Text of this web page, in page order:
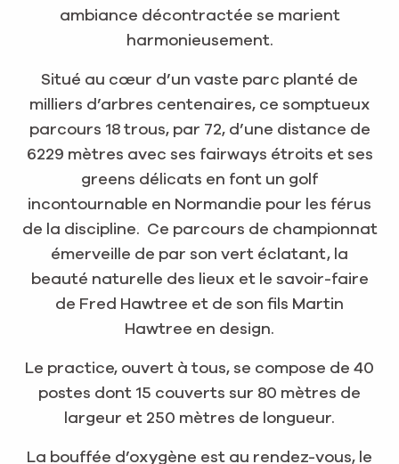
ambiance décontractée se marient
harmonieusement.
Situé au cœur d’un vaste parc planté de
milliers d’arbres centenaires, ce somptueux
parcours 18 trous, par 72, d’une distance de
6229 mètres avec ses fairways étroits et ses
greens délicats en font un golf
incontournable en Normandie pour les férus
de la discipline. Ce parcours de championnat
émerveille de par son vert éclatant, la
beauté naturelle des lieux et le savoir-faire
de Fred Hawtree et de son fils Martin
Hawtree en design.
Le practice, ouvert à tous, se compose de 40
postes dont 15 couverts sur 80 mètres de
largeur et 250 mètres de longueur.
La bouffée d’oxygène est au rendez-vous, le